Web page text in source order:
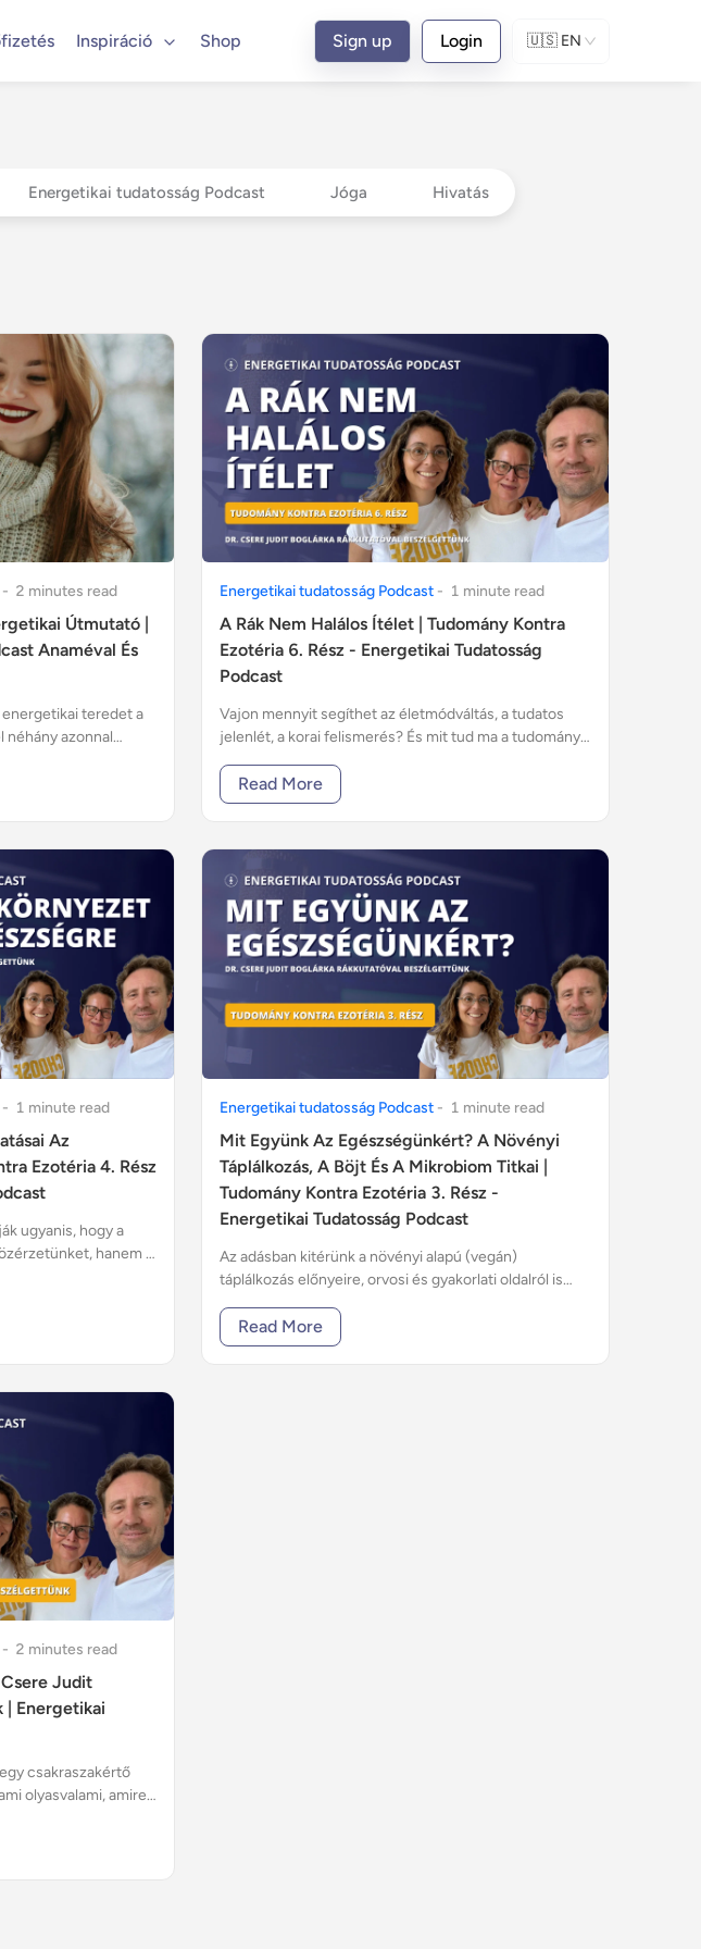
Inspiráció Shop Sign up Login 🇺🇸 EN
Energetikai tudatosság Podcast Jóga Hivatás
- 2 minutes read
Útmutató |
Anaméval És
teredet a
néhány azonnal
Energetikai tudatosság Podcast - 1 minute read
A Rák Nem Halálos Ítélet | Tudomány Kontra
Ezotéria 6. Rész - Energetikai Tudatosság
Podcast
Vajon mennyit segíthet az életmódváltás, a tudatos
jelenlét, a korai felismerés? És mit tud ma a tudomány
dolgoznak?
Read More
- 1 minute read
Az
Ezotéria 4. Rész
ugyanis, hogy a
hanem a
Energetikai tudatosság Podcast - 1 minute read
Mit Együnk Az Egészségünkért? A Növényi
Táplálkozás, A Böjt És A Mikrobiom Titkai |
Tudomány Kontra Ezotéria 3. Rész -
Energetikai Tudatosság Podcast
Az adásban kitérünk a növényi alapú (vegán)
táplálkozás előnyeire, orvosi és gyakorlati oldalról is
Read More
- 2 minutes read
Judit
| Energetikai
csakraszakértő
olyasvalami, amire